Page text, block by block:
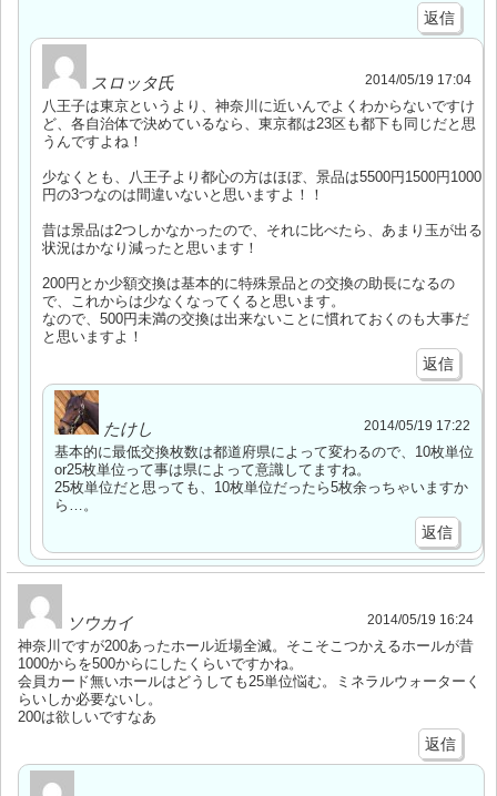
返信
スロッタ氏 2014/05/19 17:04
八王子は東京というより、神奈川に近いんでよくわからないですけ
ど、各自治体で決めているなら、東京都は23区も都下も同じだと思
うんですよね！
少なくとも、八王子より都心の方はほぼ、景品は5500円1500円1000
円の3つなのは間違いないと思いますよ！！
昔は景品は2つしかなかったので、それに比べたら、あまり玉が出る
状況はかなり減ったと思います！
200円とか少額交換は基本的に特殊景品との交換の助長になるの
で、これからは少なくなってくると思います。
なので、500円未満の交換は出来ないことに慣れておくのも大事だ
と思いますよ！
返信
たけし 2014/05/19 17:22
基本的に最低交換枚数は都道府県によって変わるので、10枚単位
or25枚単位って事は県によって意識してますね。
25枚単位だと思っても、10枚単位だったら5枚余っちゃいますか
ら…。
返信
ソウカイ 2014/05/19 16:24
神奈川ですが200あったホール近場全滅。そこそこつかえるホールが昔
1000からを500からにしたくらいですかね。
会員カード無いホールはどうしても25単位悩む。ミネラルウォーターく
らいしか必要ないし。
200は欲しいですなあ
返信